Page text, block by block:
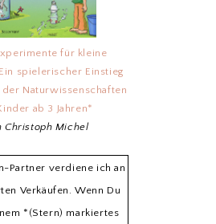
für kleine
spielerischer Einstieg
Naturwissenschaften
ab 3 Jahren*
Christoph Michel
Partner verdiene ich an
Verkäufen. Wenn Du
*(Stern) markiertes